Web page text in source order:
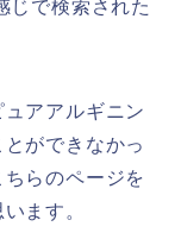
じで検索された
アアルギニン
ができなかっ
らのページを
ます。